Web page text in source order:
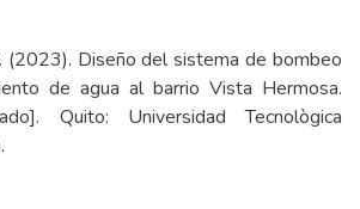
(2023). Diseño del sistema de bombeo
de agua al barrio Vista Hermosa.
Quito: Universidad Tecnològica